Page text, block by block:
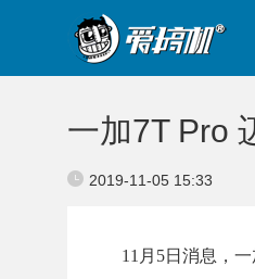
一加7T Pro
2019-11-05 15:33
11月5日消息，